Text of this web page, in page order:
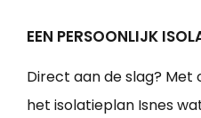
EEN PERSOONLIJK
Direct aan de slag? Met
het isolatieplan Isnes